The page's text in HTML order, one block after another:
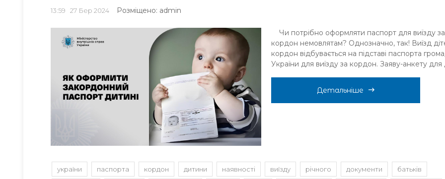
13:59 27 Бер 2024 Розміщено: admin
Чи потрібно оформляти паспорт для виїзду за
кордон немовлятам? Однозначно, так! Виїзд
кордон відбувається на підставі паспорта
України для виїзду за кордон. Заяву-анкету для
Детальніше
україни паспорта кордон дитини наявності виїзду річного документи батьків